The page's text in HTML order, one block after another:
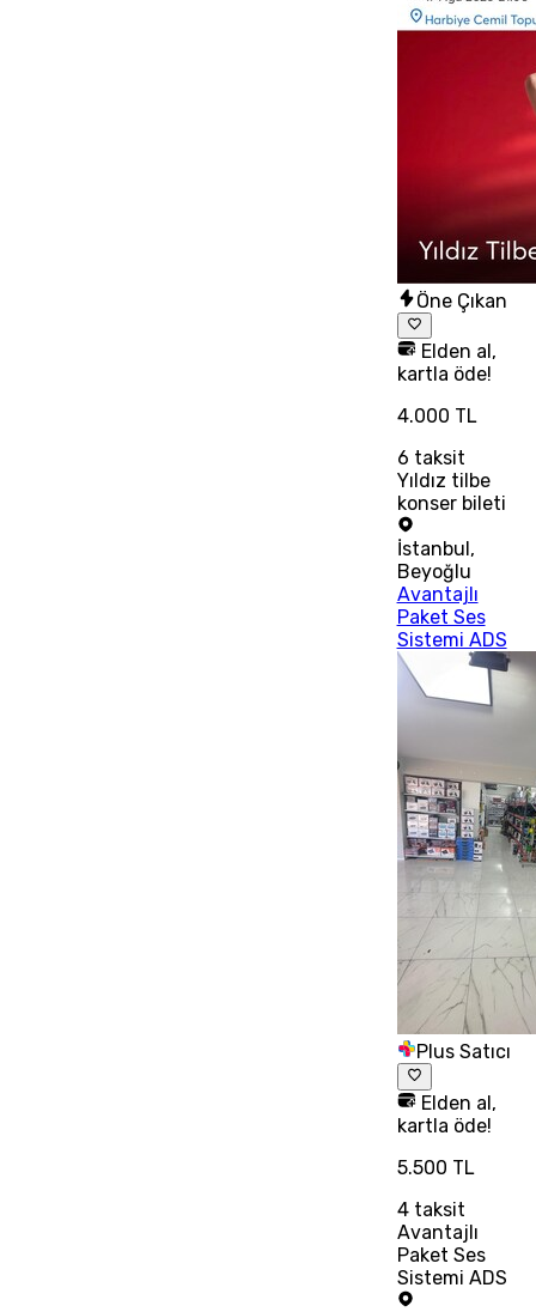
Öne Çıkan
Elden al,
kartla öde!
4.000 TL
6 taksit
Yıldız tilbe
konser bileti
İstanbul ,
Beyoğlu
Avantajlı
Paket Ses
Sistemi ADS
Plus Satıcı
Elden al,
kartla öde!
5.500 TL
4taksit
Avantajlı
Paket Ses
Sistemi ADS